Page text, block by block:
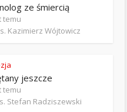
ze śmiercią
temu
Kazimierz Wójtowicz
jeszcze
temu
Stefan Radziszewski